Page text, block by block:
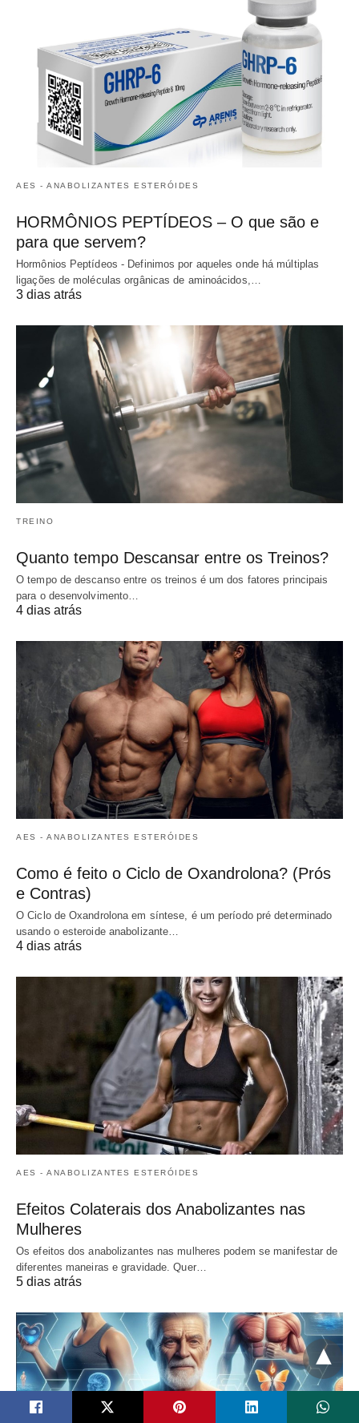
AES - ANABOLIZANTES ESTERÓIDES
HORMÔNIOS PEPTÍDEOS – O que são e
para que servem?
Hormônios Peptídeos - Definimos por aqueles onde há múltiplas
ligações de moléculas orgânicas de aminoácidos,…
3 dias atrás
TREINO
Quanto tempo Descansar entre os Treinos?
O tempo de descanso entre os treinos é um dos fatores principais
para o desenvolvimento…
4 dias atrás
AES - ANABOLIZANTES ESTERÓIDES
Como é feito o Ciclo de Oxandrolona? (Prós
e Contras)
O Ciclo de Oxandrolona em síntese, é um período pré determinado
usando o esteroide anabolizante…
4 dias atrás
AES - ANABOLIZANTES ESTERÓIDES
Efeitos Colaterais dos Anabolizantes nas
Mulheres
Os efeitos dos anabolizantes nas mulheres podem se manifestar de
diferentes maneiras e gravidade. Quer…
5 dias atrás